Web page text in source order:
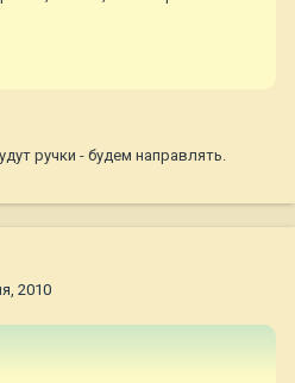
ручки - будем направлять.
2010